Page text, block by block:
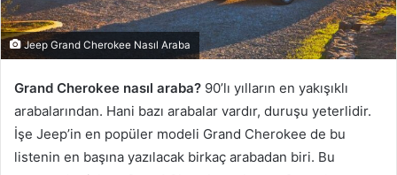
Jeep Grand Cherokee Nasıl Araba
Grand Cherokee nasıl araba? 90’lı yılların en yakışıklı
arabalarından. Hani bazı arabalar vardır, duruşu yeterlidir.
İşe Jeep’in en popüler modeli Grand Cherokee de bu
listenin en başına yazılacak birkaç arabadan biri. Bu